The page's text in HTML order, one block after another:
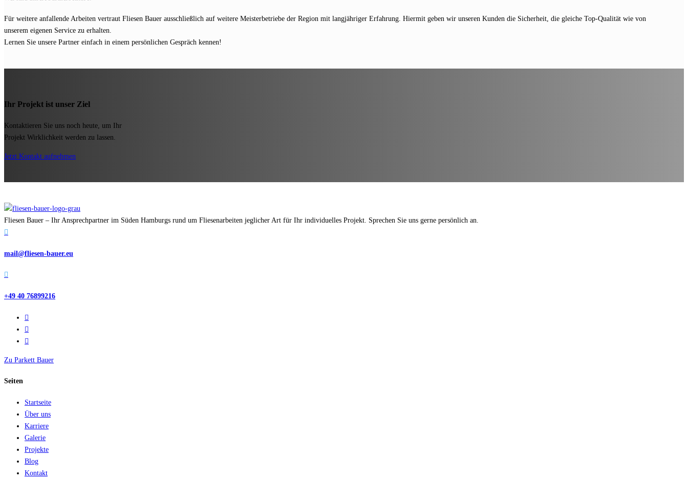
Für weitere anfallende Arbeiten vertraut Fliesen Bauer ausschließlich auf weitere Meisterbetriebe der Region mit langjähriger Erfahrung. Hiermit geben wir unseren Kunden die Sicherheit, die gleiche Top-Qualität wie von
unserem eigenen Service zu erhalten.
Lernen Sie unsere Partner einfach in einem persönlichen Gespräch kennen!
Ihr Projekt ist unser Ziel
Kontaktieren Sie uns noch heute, um Ihr
Projekt Wirklichkeit werden zu lassen.
Jetzt Kontakt aufnehmen
Fliesen Bauer – Ihr Ansprechpartner im Süden Hamburgs rund um Fliesenarbeiten jeglicher Art für Ihr individuelles Projekt. Sprechen Sie uns gerne persönlich an.

mail@fliesen-bauer.eu

+49 40 76899216
Zu Parkett Bauer
Seiten
Startseite
Über uns
Karriere
Galerie
Projekte
Blog
Kontakt